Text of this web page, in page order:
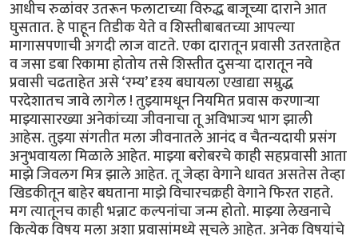
आधीच रुळांवर उतरून फलाटाच्या विरुद्ध बाजूच्या दाराने आत
घुसतात. हे पाहून तिडीक येते व शिस्तीबाबतच्या आपल्या
मागासपणाची अगदी लाज वाटते. एका दारातून प्रवासी उतरताहेत
व जसा डबा रिकामा होतोय तसे शिस्तीत दुसऱ्या दारातून नवे
प्रवासी चढताहेत असे ‘रम्य’ दृश्य बघायला एखाद्या सम्रुद्ध
परदेशातच जावे लागेल ! तुझ्यामधून नियमित प्रवास करणाऱ्या
माझ्यासारख्या अनेकांच्या जीवनाचा तू अविभाज्य भाग झाली
आहेस. तुझ्या संगतीत मला जीवनातले आनंद व चैतन्यदायी प्रसंग
अनुभवायला मिळाले आहेत. माझ्या बरोबरचे काही सहप्रवासी आता
माझे जिवलग मित्र झाले आहेत. तू जेव्हा वेगाने धावत असतेस तेव्हा
खिडकीतून बाहेर बघताना माझे विचारचक्रही वेगाने फिरत राहते.
मग त्यातूनच काही भन्नाट कल्पनांचा जन्म होतो. माझ्या लेखनाचे
कित्येक विषय मला अशा प्रवासांमध्ये सुचले आहेत. अनेक विषयांचे